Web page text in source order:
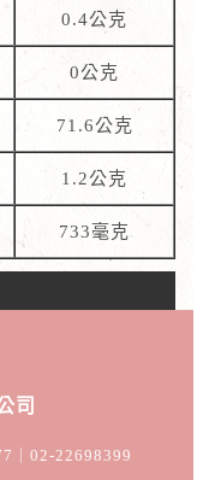
0.4公克
0公克
71.6公克
1.2公克
733毫克
司
｜02-22698399